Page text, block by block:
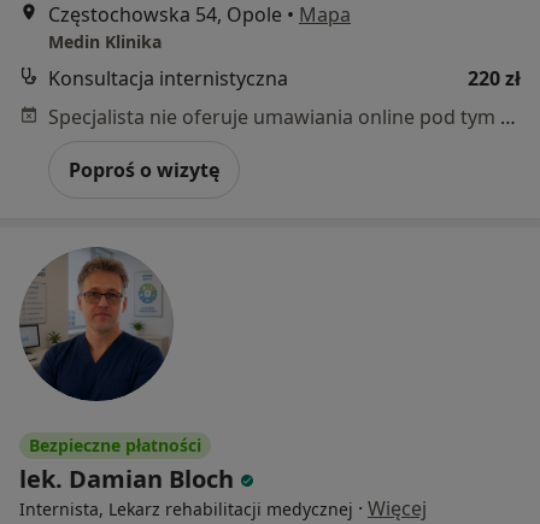
Częstochowska 54, Opole • Mapa
Medin Klinika
Konsultacja internistyczna
220 zł
Specjalista nie oferuje umawiania online pod tym adresem.
Poproś o wizytę
Bezpieczne płatności
lek. Damian Bloch
Internista, Lekarz rehabilitacji medycznej · Więcej